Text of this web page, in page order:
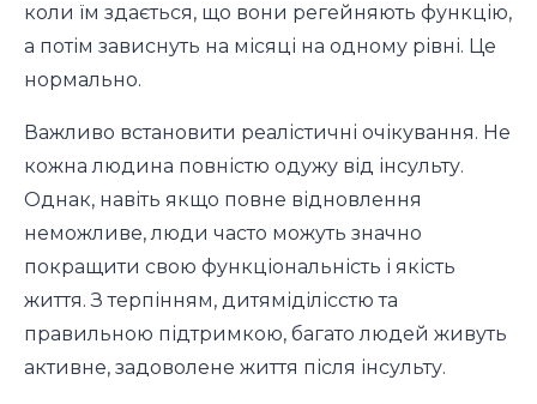
коли їм здається, що вони регейняють функцію,
а потім зависнуть на місяці на одному рівні. Це
нормально.
Важливо встановити реалістичні очікування. Не
кожна людина повністю одужу від інсульту.
Однак, навіть якщо повне відновлення
неможливе, люди часто можуть значно
покращити свою функціональність і якість
життя. З терпінням, дитяміділісстю та
правильною підтримкою, багато людей живуть
активне, задоволене життя після інсульту.